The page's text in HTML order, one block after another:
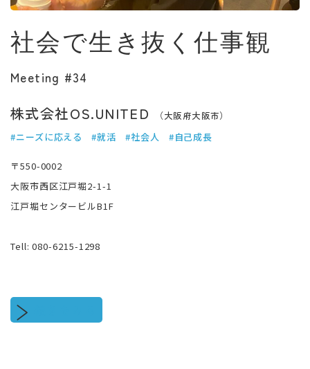
社会で生き抜く仕事観
Meeting #34
株式会社OS.UNITED （大阪府大阪市）
#ニーズに応える #就活 #社会人 #自己成長
〒550-0002
大阪市西区江戸堀2-1-1
江戸堀センタービルB1F
Tell: 080-6215-1298